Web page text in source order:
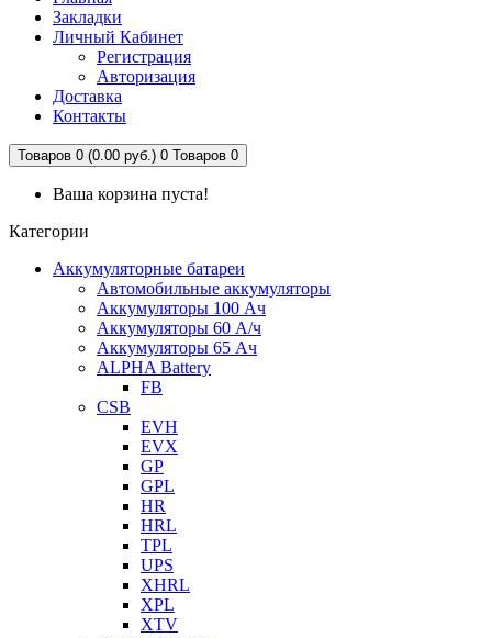
Закладки
Личный Кабинет
Регистрация
Авторизация
Доставка
Контакты
Товаров 0 (0.00 руб.) 0 Товаров 0
Ваша корзина пуста!
Категории
Аккумуляторные батареи
Автомобильные аккумуляторы
Аккумуляторы 100 Ач
Аккумуляторы 60 А/ч
Аккумуляторы 65 Ач
ALPHA Battery
FB
CSB
EVH
EVX
GP
GPL
HR
HRL
TPL
UPS
XHRL
XPL
XTV